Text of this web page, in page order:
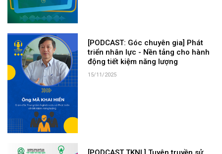
[PODCAST: Góc chuyên gia] Phát
triển nhân lực - Nền tảng cho hành
động tiết kiệm năng lượng
15/11/2025